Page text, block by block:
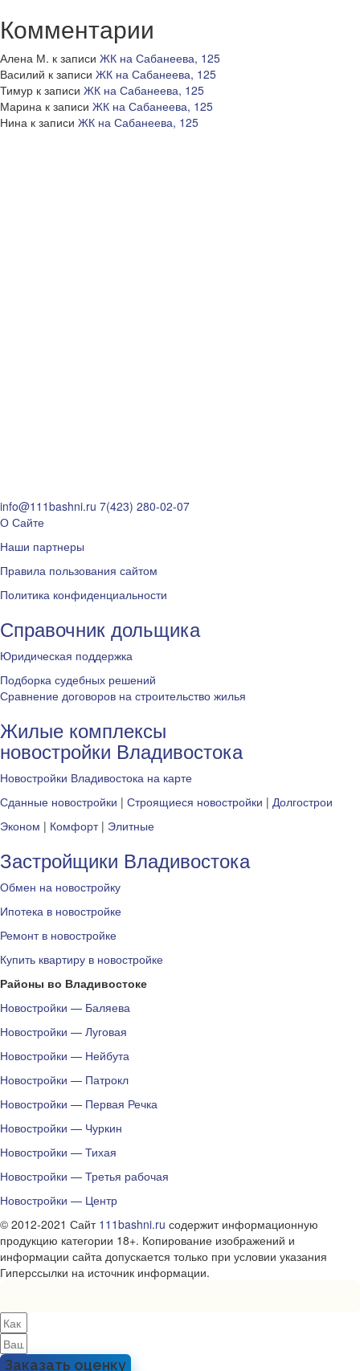
Комментарии
Алена М. к записи ЖК на Сабанеева, 125
Василий к записи ЖК на Сабанеева, 125
Тимур к записи ЖК на Сабанеева, 125
Марина к записи ЖК на Сабанеева, 125
Нина к записи ЖК на Сабанеева, 125
info@111bashni.ru 7(423) 280-02-07
О Сайте
Наши партнеры
Правила пользования сайтом
Политика конфиденциальности
Справочник дольщика
Юридическая поддержка
Подборка судебных решений
Сравнение договоров на строительство жилья
Жилые комплексы
новостройки Владивостока
Новостройки Владивостока на карте
Сданные новостройки | Строящиеся новостройки | Долгострои
Эконом | Комфорт| Элитные
Застройщики Владивостока
Обмен на новостройку
Ипотека в новостройке
Ремонт в новостройке
Купить квартиру в новостройке
Районы во Владивостоке
Новостройки — Баляева
Новостройки — Луговая
Новостройки — Нейбута
Новостройки — Патрокл
Новостройки — Первая Речка
Новостройки — Чуркин
Новостройки — Тихая
Новостройки — Третья рабочая
Новостройки — Центр
© 2012-2021 Сайт 111bashni.ru содержит информационную
продукцию категории 18+. Копирование изображений и
информации сайта допускается только при условии указания
Гиперссылки на источник информации.
Заказать оценку